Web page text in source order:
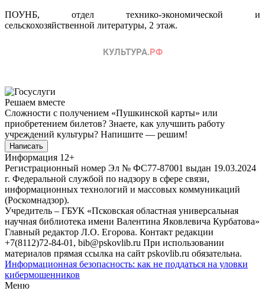
ПОУНБ, отдел технико-экономической и
сельскохозяйственной литературы, 2 этаж.
Решаем вместе
Сложности с получением «Пушкинской карты» или
приобретением билетов? Знаете, как улучшить работу
учреждений культуры? Напишите — решим!
Написать
Информация 12+
Регистрационный номер Эл № ФС77-87001 выдан 19.03.2024
г. Федеральной службой по надзору в сфере связи,
информационных технологий и массовых коммуникаций
(Роскомнадзор).
Учредитель – ГБУК «Псковская областная универсальная
научная библиотека имени Валентина Яковлевича Курбатова»
Главный редактор Л.О. Егорова. Контакт редакции
+7(8112)72-84-01, bib@pskovlib.ru При использовании
материалов прямая ссылка на сайт pskovlib.ru обязательна.
Информационная безопасность: как не поддаться на уловки
кибермошенников
Меню